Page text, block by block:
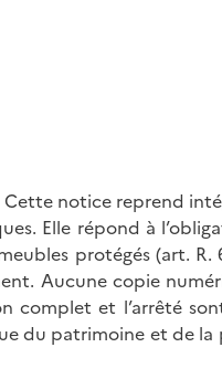
notice reprend
Elle répond à
protégés (art.
Aucune copie
complet et l’arrêté
du patrimoine et de la